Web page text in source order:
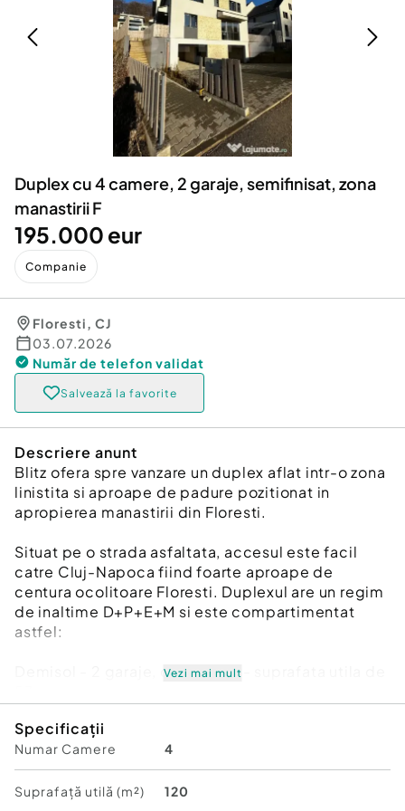
Servicii
Animale de companie
Afaceri și echipamente profesionale
Inchiriere Bunuri si Vehicule
Utilaje agricole si industriale
Piese auto si accesorii
Duplex cu 4 camere, 2 garaje, semifinisat, zona
manastirii F
195.000 eur
Companie
Floresti, CJ
03.07.2026
Număr de telefon validat
Salvează la favorite
Descriere anunt
Blitz ofera spre vanzare un duplex aflat intr-o zona
linistita si aproape de padure pozitionat in
apropierea manastirii din Floresti.
Situat pe o strada asfaltata, accesul este facil
catre Cluj-Napoca fiind foarte aproape de
centura ocolitoare Floresti. Duplexul are un regim
de inaltime D+P+E+M si este compartimentat
astfel:
Demisol - 2 garaje, casa scarii - suprafata utila de
bucatarie si un living in suprafata totala de 60 mp
utili
Etaj - 3 dormitoare, 2 bai si un dresing in suprafata
totala de 60 mp
Vezi mai mult
Specificații
Numar Camere 4
Suprafață utilă (m²) 120